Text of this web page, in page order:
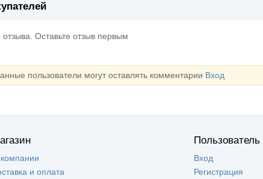
Оставьте отзыв первым
пользователи могут оставлять комментарии Вход
и оплата
Пользователь
Вход
Регистрация